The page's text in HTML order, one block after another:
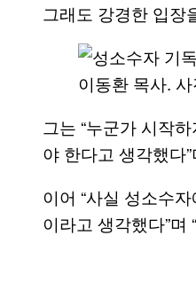
그래도 강경한 입장
이동환 목사.
그는 “누군가 시작
야 한다고 생각했다
이어 “사실 성소수
이라고 생각했다”며